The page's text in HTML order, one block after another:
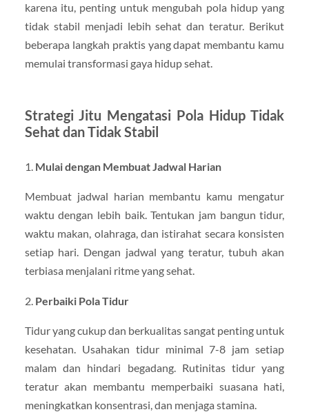
karena itu, penting untuk mengubah pola hidup yang
tidak stabil menjadi lebih sehat dan teratur. Berikut
beberapa langkah praktis yang dapat membantu kamu
memulai transformasi gaya hidup sehat.
Strategi Jitu Mengatasi Pola Hidup Tidak
Sehat dan Tidak Stabil
1. Mulai dengan Membuat Jadwal Harian
Membuat jadwal harian membantu kamu mengatur
waktu dengan lebih baik. Tentukan jam bangun tidur,
waktu makan, olahraga, dan istirahat secara konsisten
setiap hari. Dengan jadwal yang teratur, tubuh akan
terbiasa menjalani ritme yang sehat.
2. Perbaiki Pola Tidur
Tidur yang cukup dan berkualitas sangat penting untuk
kesehatan. Usahakan tidur minimal 7-8 jam setiap
malam dan hindari begadang. Rutinitas tidur yang
teratur akan membantu memperbaiki suasana hati,
meningkatkan konsentrasi, dan menjaga stamina.